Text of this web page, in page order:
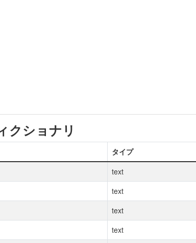
クショナリ
タイプ
text
text
text
text